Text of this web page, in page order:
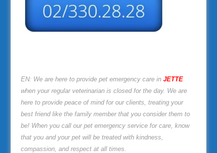
EN: We are here to provide pet emergency care in JETTE
when your regular veterinarian is closed for the day. We are
here to provide peace of mind for our clients, treating your
best friend like the family member that you consider them to
be! When you call our pet emergency service for care, know
that you and your pet will be treated with kindness,
compassion, and respect at all times.